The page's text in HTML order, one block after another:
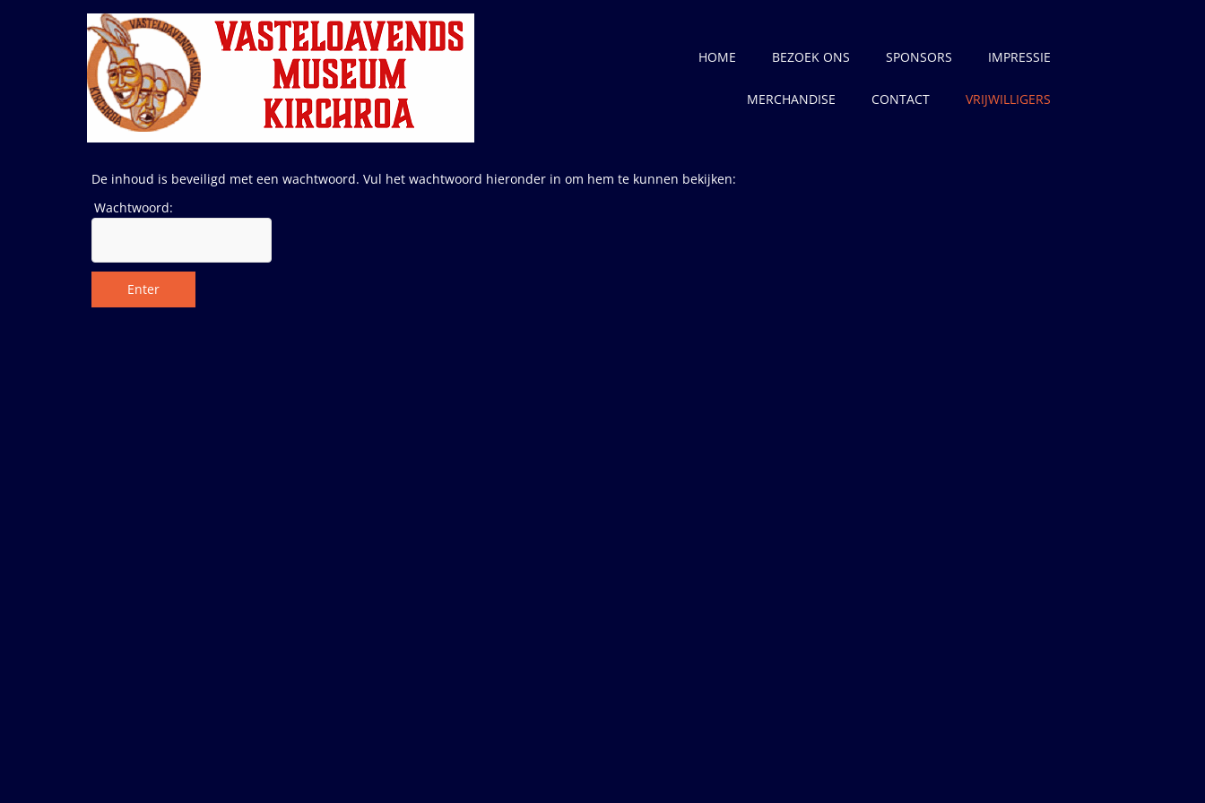
HOME BEZOEK ONS SPONSORS IMPRESSIE
MERCHANDISE CONTACT VRIJWILLIGERS
De inhoud is beveiligd met een wachtwoord. Vul het wachtwoord hieronder in om hem te kunnen bekijken:
Wachtwoord:
Enter